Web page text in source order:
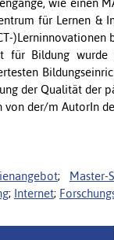
wie einen
für Lernen &
)Lerninnovationen
für Bildung
der Qualität der
von der/m AutorIn
; Master-
; Internet;